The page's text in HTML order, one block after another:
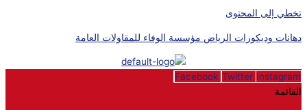
تخطي إلى المحتوى
دهانات وديكورات الرياض مؤسسة الوفاء للمقاولات العامة
Facebook Twitter Instagram
القائمة